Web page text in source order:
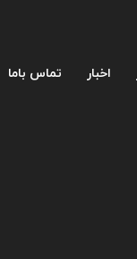
اخبار تماس باما